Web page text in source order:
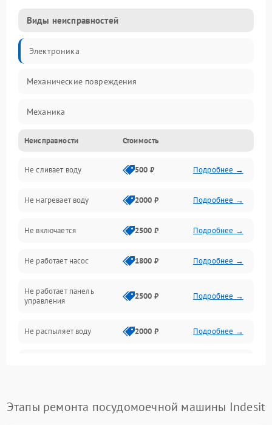
Виды неисправностей
Электроника
Механические повреждения
Механика
Управление
Электропитание
Датчики
Нагрев
Вода
Гигиена
Программное обеспечение
Неисправности Стоимость
Не сливает воду 500 ₽ Подробнее →
Не нагревает воду 2000 ₽ Подробнее →
Не включается 2500 ₽ Подробнее →
Не работает насос 1800 ₽ Подробнее →
Не работает панель
управления
2500 ₽ Подробнее →
Не распыляет воду 2000 ₽ Подробнее →
воды
1800 ₽ Подробнее →
Этапы ремонта посудомоечной машины Indesit